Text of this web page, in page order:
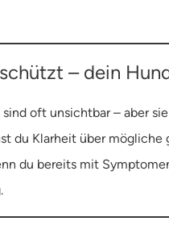
– dein
oft unsichtbar – aber
du Klarheit über
du bereits mit